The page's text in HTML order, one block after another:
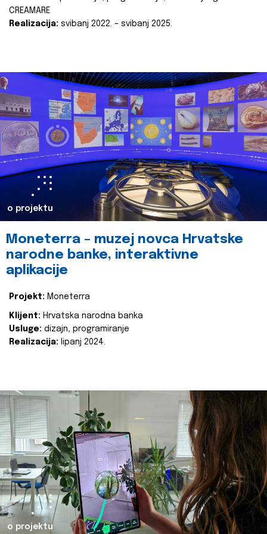
CREAMARE
Realizacija: svibanj 2022. – svibanj 2025.
o projektu
Moneterra – muzej novca Hrvatske
narodne banke, interaktivne
aplikacije
Projekt: Moneterra
Klijent: Hrvatska narodna banka
Usluge: dizajn, programiranje
Realizacija: lipanj 2024.
o projektu